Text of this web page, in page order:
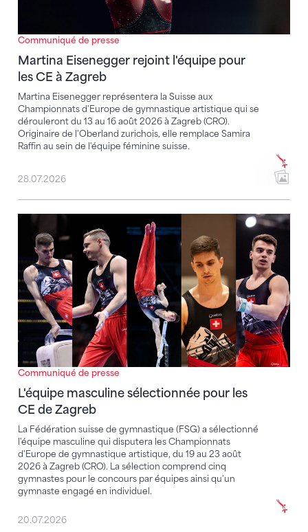
Communiqué de presse
Martina Eisenegger rejoint l'équipe pour
les CE à Zagreb
Martina Eisenegger représentera la Suisse aux
Championnats d'Europe de gymnastique artistique qui se
dérouleront du 13 au 16 août 2026 à Zagreb (CRO).
Originaire de l'Oberland zurichois, elle remplace Samira
Raffin au sein de l'équipe féminine suisse.
28.07.2026
Communiqué de presse
L'équipe masculine sélectionnée pour les
CE de Zagreb
La Fédération suisse de gymnastique (FSG) a sélectionné
l'équipe masculine qui disputera les Championnats
d'Europe de gymnastique artistique, du 19 au 23 août
2026 à Zagreb (CRO). La sélection comprend cinq
gymnastes pour le concours par équipes ainsi qu'un
gymnaste engagé en individuel.
L'équipe masculine sélectionnée pour les CE de
20.07.2026